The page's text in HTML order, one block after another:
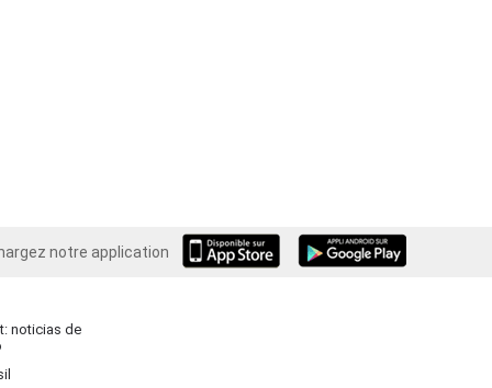
notre application
Android
noticias de